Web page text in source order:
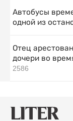
Автобусы
одной из
Отец
дочери во
2586